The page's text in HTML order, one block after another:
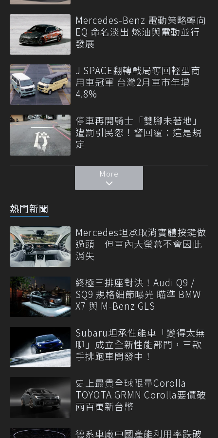
Mercedes-Benz 電動策略轉向
EQ 命名淡出 燃油與電動並行
發展
J SPACE翻轉戰局奪回輕型商
用車冠軍 台灣2月車市年增
4.8%
停車再開騎士「雙腳未著地」
遭罰引民怨！警回覆：這是規
定
More
熱門新聞
Mercedes坦承取消實體按鍵做
過頭 但車內大螢幕不會因此
消失
終極三排座對決！Audi Q9 /
SQ9 規格細節曝光 瞄準 BMW
X7 與 M-Benz GLS
Subaru坦承性能車「變得太無
聊」成立全新性能部門，三款
手排跑車開發中！
史上最貴全球限量Corolla
TOYOTA GRMN Corolla要價破
兩百萬新台幣
德系車廠中國產能利用率跌破